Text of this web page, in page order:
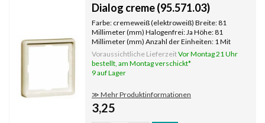
Dialog creme (95.571.03)
Farbe: cremeweiß (elektroweiß) Breite: 81
Millimeter (mm) Halogenfrei: Ja Höhe: 81
Millimeter (mm) Anzahl der Einheiten: 1 Mit
Klappdeckel: Nein Oberflächenschutz:
unbehandelt Textfeld/Beschriftungsfläche: Nein
Werkstoffgüte: Thermoplast Werkstoff:
Voraussichtliche LieferzeitVor Montag 21 Uhr
bestellt, am Montag verschickt*
9 auf Lager
≫ Mehr Produktinformationen
3,25